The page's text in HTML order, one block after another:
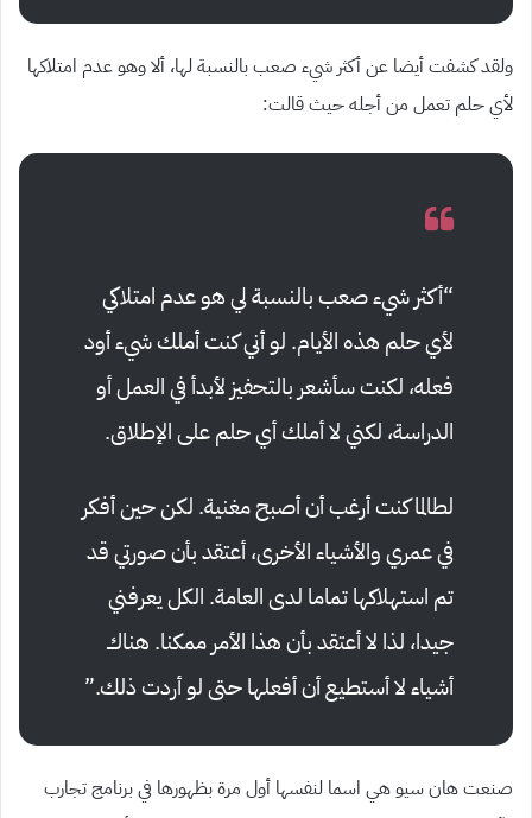
ولقد كشفت أيضا عن أكثر شيء صعب بالنسبة لها، ألا وهو عدم امتلاكها
لأي حلم تعمل من أجله حيث قالت:
“أكثر شيء صعب بالنسبة لي هو عدم امتلاكي
لأي حلم هذه الأيام. لو أني كنت أملك شيء أود
فعله، لكنت سأشعر بالتحفيز لأبدأ في العمل أو
الدراسة، لكني لا أملك أي حلم على الإطلاق.
لطالما كنت أرغب أن أصبح مغنية. لكن حين أفكر
في عمري والأشياء الأخرى، أعتقد بأن صورتي قد
تم استهلاكها تماما لدى العامة. الكل يعرفني
جيدا، لذا لا أعتقد بأن هذا الأمر ممكنا. هناك
أشياء لا أستطيع أن أفعلها حتى لو أردت ذلك.”
صنعت هان سيو هي اسما لنفسها أول مرة بظهورها في برنامج تجارب